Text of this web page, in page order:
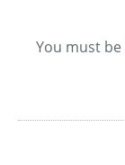
You must be